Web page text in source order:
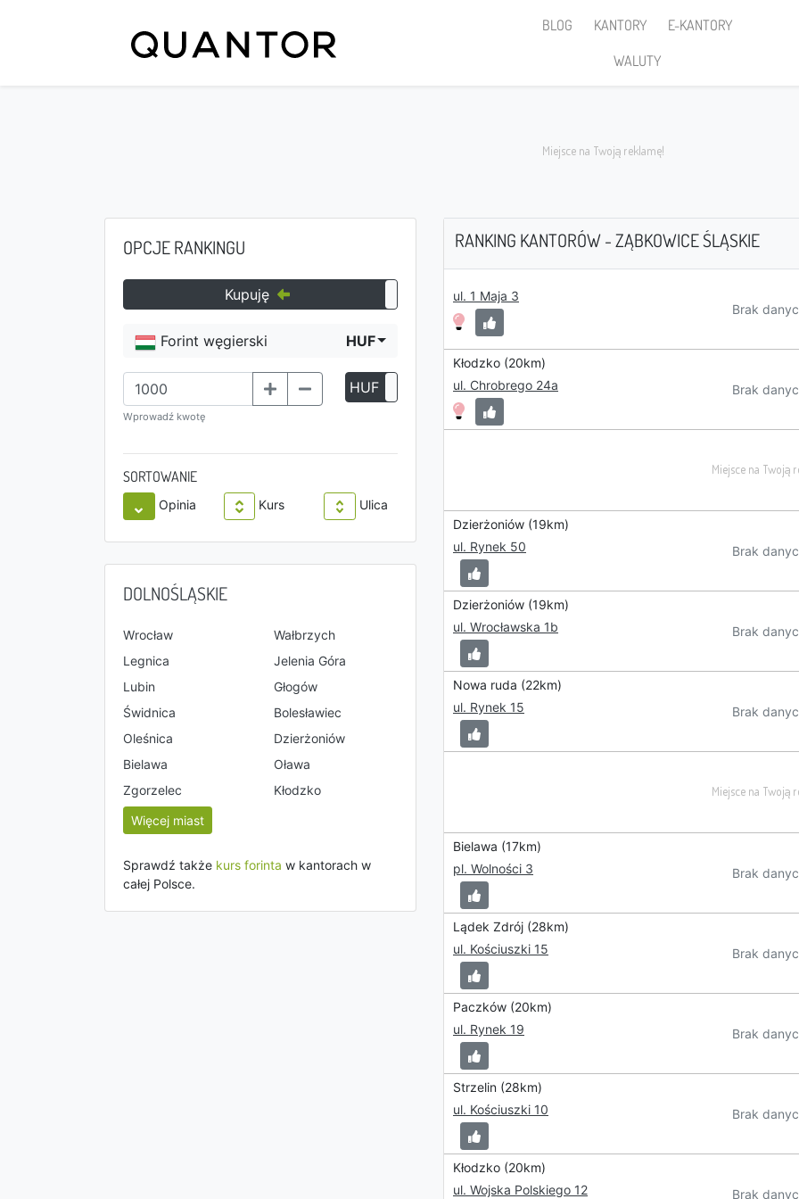
BLOG KANTORY
E-KANTORY
WALUTY
OPCJE RANKINGU
Kupuję Sprzedaję
Forint węgierski HUF
Wprowadź kwotę
HUF
SORTOWANIE
Opinia Kurs Ulica
DOLNOŚLĄSKIE
Wrocław
Wałbrzych
Legnica
Jelenia Góra
Lubin
Głogów
Świdnica
Bolesławiec
Oleśnica
Dzierżoniów
Bielawa
Oława
Zgorzelec
Kłodzko
Więcej miast
Sprawdź także kurs forinta w kantorach w
całej Polsce.
RANKING KANTORÓW - ZĄBKOWICE ŚLĄSKIE
ul. 1 Maja 3
Brak
Kłodzko (20km)
ul. Chrobrego 24a
Brak
Dzierżoniów (19km)
ul. Rynek 50
Brak
Dzierżoniów (19km)
ul. Wrocławska 1b
Brak
Nowa ruda (22km)
ul. Rynek 15
Brak
Bielawa (17km)
pl. Wolności 3
Brak
Lądek Zdrój (28km)
ul. Kościuszki 15
Brak
Paczków (20km)
ul. Rynek 19
Brak
Strzelin (28km)
ul. Kościuszki 10
Brak
Kłodzko (20km)
ul. Wojska Polskiego 12
Brak